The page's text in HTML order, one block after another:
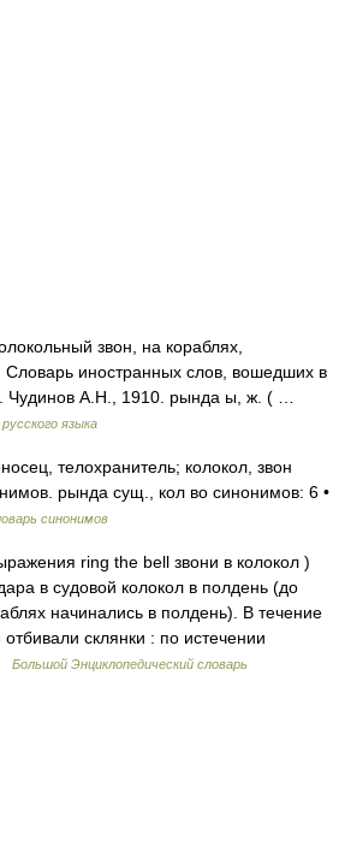
звон, на кораблях,
иностранных слов, вошедших в
Чудинов А.Н., 1910. рында ы, ж. ( …
языка
телохранитель; колокол, звон
рында сущ., кол во синонимов: 6 •
синонимов
ring the bell звони в колокол )
в судовой колокол в полдень (до
начинались в полдень). В течение
склянки : по истечении
Большой Энциклопедический словарь